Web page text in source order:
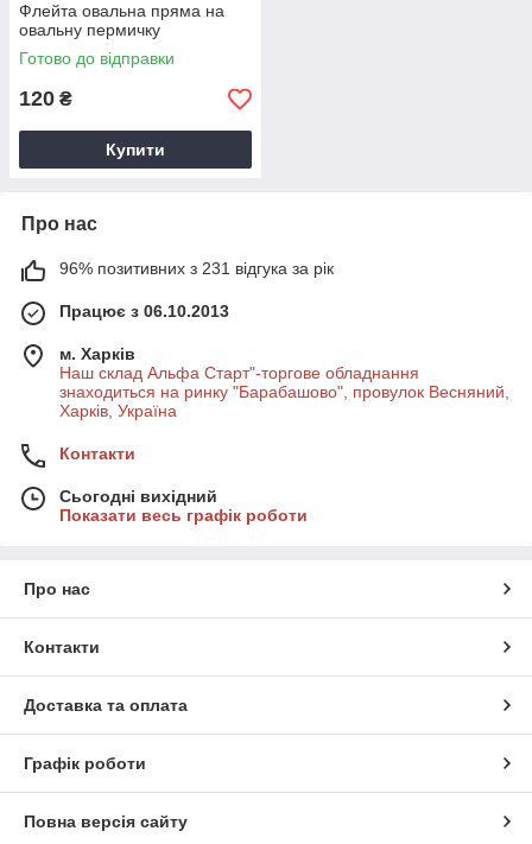
Флейта овальна пряма на
овальну пермичку
Готово до відправки
120 ₴
Купити
Про нас
96% позитивних з 231 відгука за рік
Працює з 06.10.2013
м. Харків
Наш склад Альфа Старт"-торгове обладнання
знаходиться на ринку "Барабашово", провулок Весняний,
Харків, Україна
Контакти
Сьогодні вихідний
Показати весь графік роботи
Про нас
Контакти
Доставка та оплата
Графік роботи
Повна версія сайту